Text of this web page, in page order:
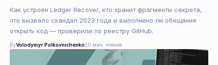
Как устроен Ledger Recover, кто хранит фрагменты секрета,
что вызвало скандал 2023 года и выполнено ли обещание
открыть код — проверили по реестру GitHub.
ByVolodymyr Polkovnichenko20 мин. чтения